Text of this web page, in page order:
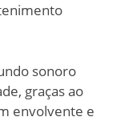
sonoro
graças ao
envolvente e